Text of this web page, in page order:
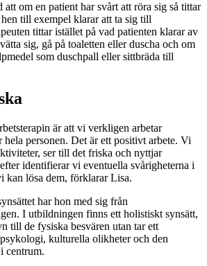
om en patient har svårt att röra sig så tittar
till exempel klarar att ta sig till
tittar istället på vad patienten klarar av
sig, gå på toaletten eller duscha och om
som duschpall eller sittbräda till
är att vi verkligen arbetar
hela personen. Det är ett positivt arbete. Vi
ser till det friska och nyttjar
identifierar vi eventuella svårigheterna i
kan lösa dem, förklarar Lisa.
har hon med sig från
I utbildningen finns ett holistiskt synsätt,
till de fysiska besvären utan tar ett
kulturella olikheter och den
centrum.